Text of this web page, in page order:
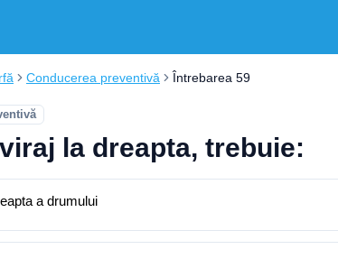
Conducerea preventivă Întrebarea 59
la dreapta, trebuie:
a drumului